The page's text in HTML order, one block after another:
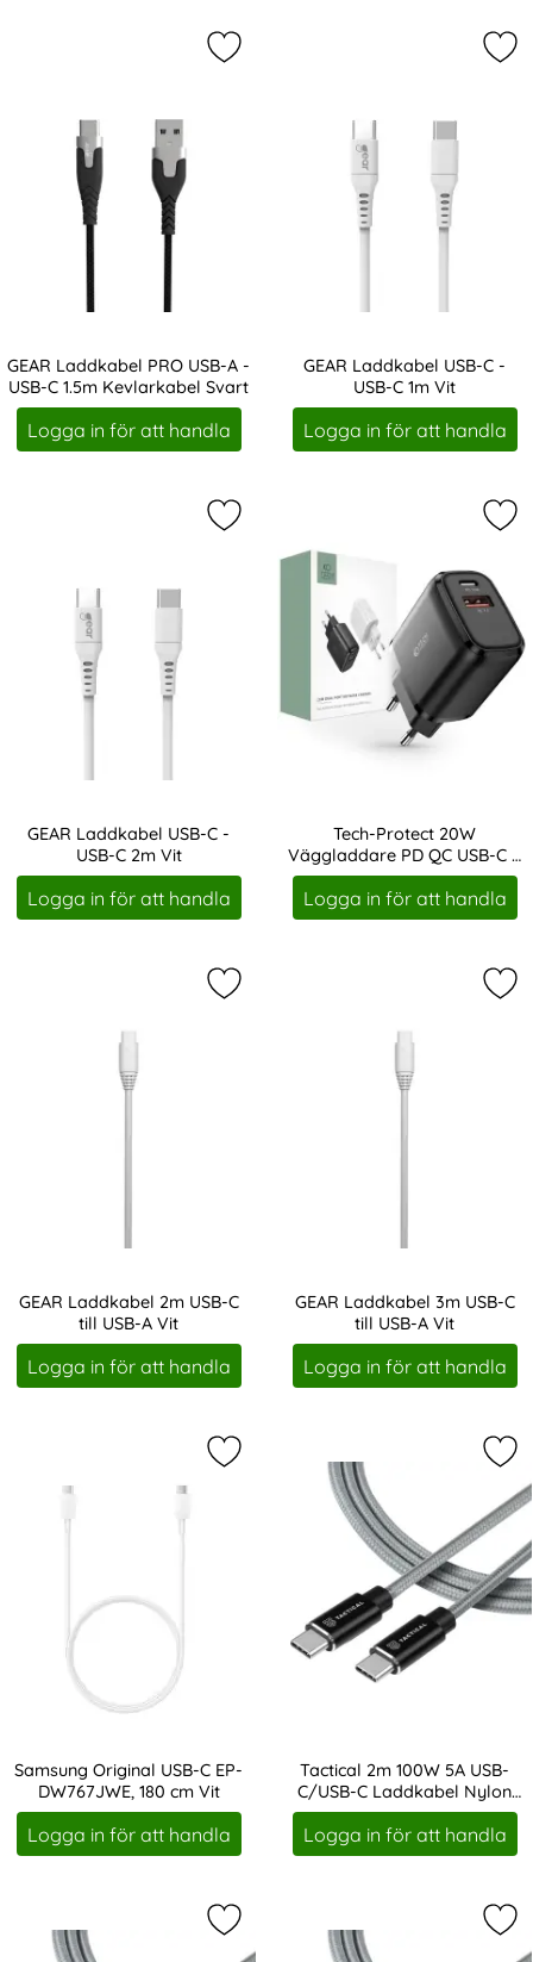
GEAR Laddkabel PRO USB-A -
USB-C 1.5m Kevlarkabel Svart
Art. nr 207957
Logga in för att handla
Markera gEAR Laddkabel PRO
GEAR Laddkabel USB-C -
USB-C 1m Vit
Art. nr 207962
Logga in för att handla
GEAR Laddkabel USB-C -
USB-C 2m Vit
Art. nr 207963
Logga in för att handla
Markera gEAR Laddkabel USB-C -
Tech-Protect 20W
Väggladdare PD QC USB-C /
USB-A Svart
Art. nr 208341
Logga in för att handla
GEAR Laddkabel 2m USB-C
till USB-A Vit
Art. nr 208399
Logga in för att handla
Markera gEAR Laddkabel 2m
GEAR Laddkabel 3m USB-C
till USB-A Vit
Art. nr 208400
Logga in för att handla
Samsung Original USB-C EP-
DW767JWE, 180 cm Vit
Art. nr 210764
Logga in för att handla
Markera samsung Original USB-C
Tactical 2m 100W 5A USB-
C/USB-C Laddkabel Nylon
Grå
Art. nr 216915
Logga in för att handla
Markera tactical 30cm 100W 5A